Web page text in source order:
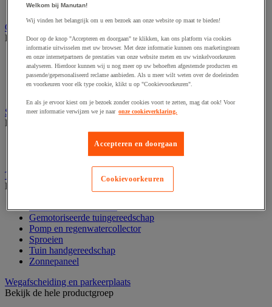
Tuinhuis
Gevelvlaggen
Bekijk de hele productgroep
Officiële vlag
Reclame vlag
Vlaggenmast
Stedelijke overkapping
Bekijk de hele productgroep
Overkapping multifunctioneel en voor tweewielers
Rookoverkapping
Tuin- en parkmachines
Bekijk de hele productgroep
Gemotoriseerde tuingereedschap
Pomp en regenwatercollector
Sproeien
Tuin handgereedschap
Zonnepaneel
Wegafscheiding en parkeerplaats
Bekijk de hele productgroep
Welkom bij Manutan!
Wij vinden het belangrijk om u een bezoek aan onze website op maat te bieden!
Door op de knop "Accepteren en doorgaan" te klikken, kan ons platform via cookies
informatie uitwisselen met uw browser. Met deze informatie kunnen ons marketingteam
en onze internetpartners de prestaties van onze website meten en uw winkelvoorkeuren
analyseren. Hierdoor kunnen wij u nog meer op uw behoeften afgestemde producten en
passende/gepersonaliseerd reclame aanbieden. Als u meer wilt weten over de doeleinden
en voorkeuren voor elk type cookie, klikt u op "Cookievoorkeuren".
En als je ervoor kiest om je bezoek zonder cookies voort te zetten, mag dat ook! Voor
meer informatie verwijzen we je naar onze cookieverklaring.
Accepteren en doorgaan
Cookievoorkeuren